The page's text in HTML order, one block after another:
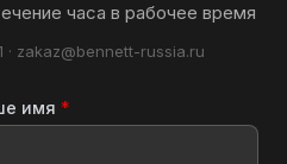
часа в рабочее время
zakaz@bennett-russia.ru
имя *